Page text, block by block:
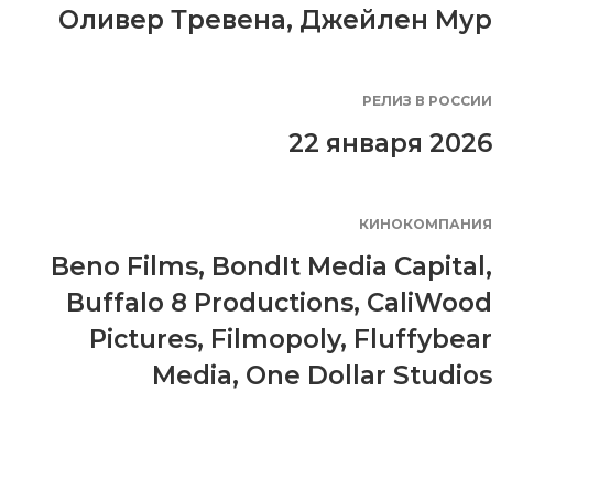
Оливер Тревена, Джейлен Мур
РЕЛИЗ В РОССИИ
22 января 2026
КИНОКОМПАНИЯ
Beno Films, BondIt Media Capital ,
Buffalo 8 Productions, CaliWood
Pictures, Filmopoly, Fluffybear
Media, One Dollar Studios